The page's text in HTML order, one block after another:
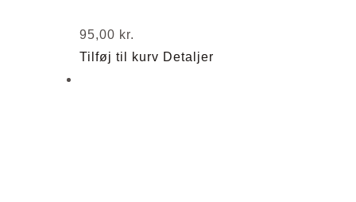
95,00 kr.
Tilføj til kurv Detaljer